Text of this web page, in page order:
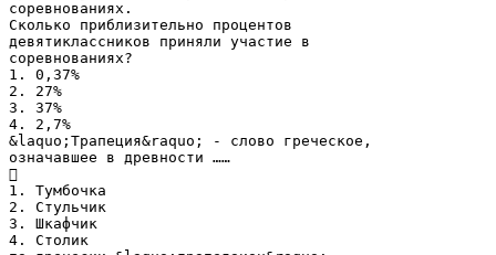
соревнованиях.
Сколько приблизительно процентов
девятиклассников приняли участие в
соревнованиях?
1. 0,37%
2. 27%
3. 37%
4. 2,7%
&laquo;Трапеция&raquo; - слово греческое,
означавшее в древности ……

1. Тумбочка
2. Стульчик
3. Шкафчик
4. Столик